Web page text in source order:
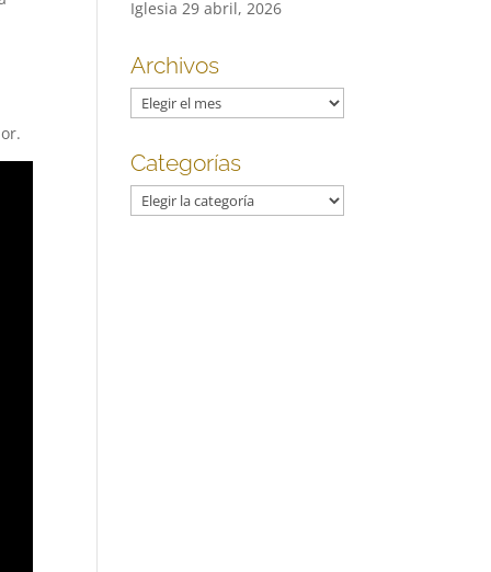
Iglesia 29 abril, 2026
Archivos
Archivos
Categorías
Categorías